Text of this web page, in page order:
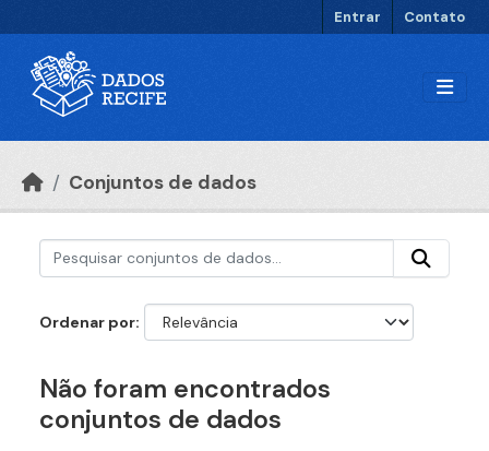
Entrar Contato
Conjuntos de dados
Ordenar por
Não foram encontrados
conjuntos de dados